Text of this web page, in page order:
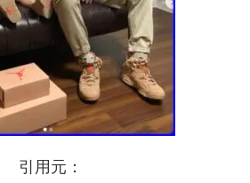
引用元：